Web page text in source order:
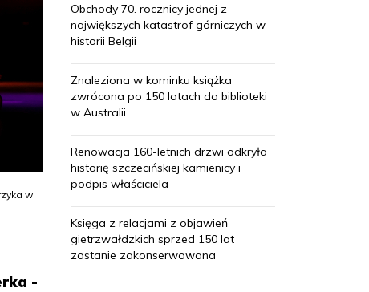
w
-
Obchody 70. rocznicy jednej z
największych katastrof górniczych w
historii Belgii
Znaleziona w kominku książka
zwrócona po 150 latach do biblioteki
w Australii
Renowacja 160-letnich drzwi odkryła
historię szczecińskiej kamienicy i
podpis właściciela
Księga z relacjami z objawień
gietrzwałdzkich sprzed 150 lat
zostanie zakonserwowana